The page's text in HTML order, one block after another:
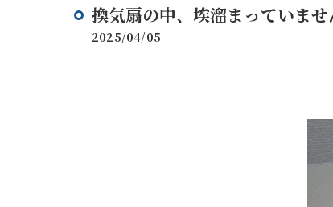
換気扇の中、埃溜まっていま
2025/04/05